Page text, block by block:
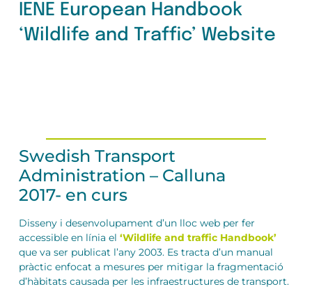
IENE European Handbook
‘Wildlife and Traffic’ Website
Swedish Transport
Administration – Calluna
2017- en curs
Disseny i desenvolupament d’un lloc web per fer
accessible en línia el ‘Wildlife and traffic Handbook’
que va ser publicat l’any 2003. Es tracta d’un manual
pràctic enfocat a mesures per mitigar la fragmentació
d’hàbitats causada per les infraestructures de transport.